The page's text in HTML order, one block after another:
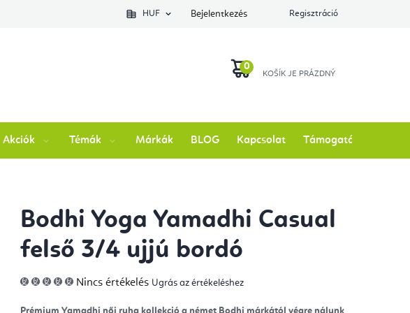
Ellenőrizze a rendelés állapotátHUF Bejelentkezés Regisztráció
Akciók Témák Márkák BLOG Kapcsolat Támogatás
Bodhi Yoga Yamadhi Casual
felső 3/4 ujjú bordó
A
termék
Nincs értékelés Ugrás az értékeléshez
Prémium Yamadhi női ruha kollekció a német Bodhi márkától végre nálunk